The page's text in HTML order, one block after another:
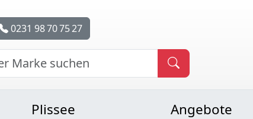
0231 98 70 75 27
Plissee Angebote